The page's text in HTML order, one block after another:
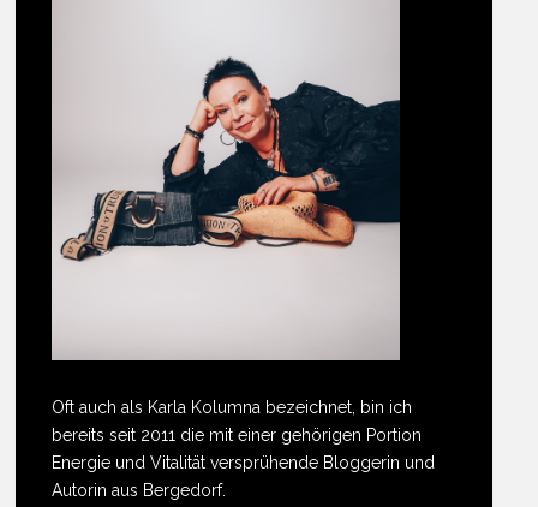
Oft auch als Karla Kolumna bezeichnet, bin ich
bereits seit 2011 die mit einer gehörigen Portion
Energie und Vitalität versprühende Bloggerin und
Autorin aus Bergedorf.